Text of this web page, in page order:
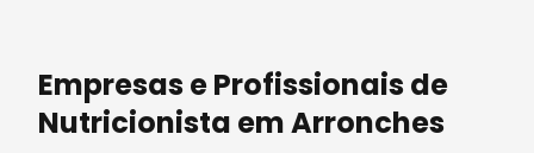
Empresas e Profissionais de
Nutricionista emArronches